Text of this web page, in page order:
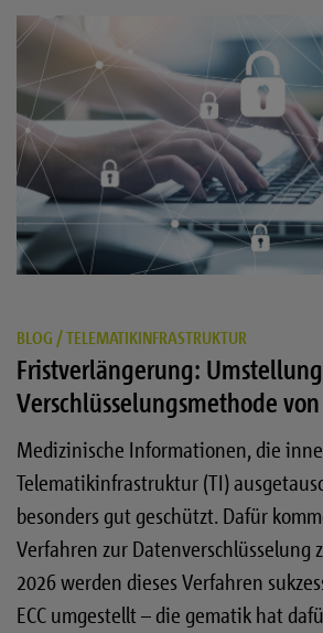
BLOG /TELEMATIKINFRASTRUKTUR
Fristverlängerung:
Verschlüsselungsmethode von
Medizinische Informationen, die
Telematikinfrastruktur (TI)
besonders gut geschützt. Dafür
Verfahren zur Datenverschlüsselung
2026 werden dieses Verfahren
ECC umgestellt – die gematik hat